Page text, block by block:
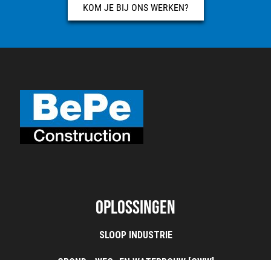
KOM JE BIJ ONS WERKEN?
Oplossingen
SLOOP INDUSTRIE